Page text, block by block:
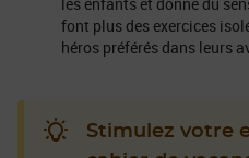
font plus des exercices
héros préférés dans leurs
Stimulez votre